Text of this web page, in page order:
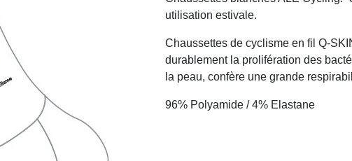
utilisation estivale.
Chaussettes de cyclisme en fil Q-
durablement la prolifération des
la peau, confère une grande
96% Polyamide / 4% Elastane